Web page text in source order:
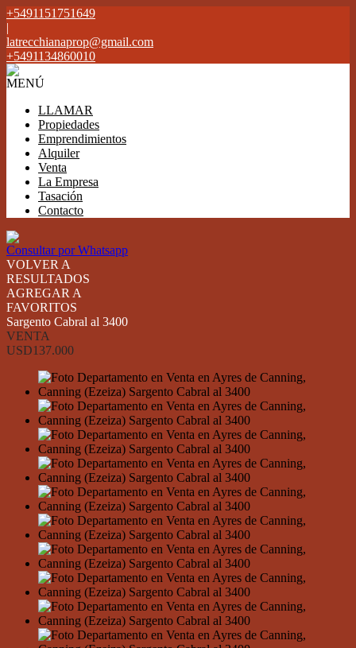
+5491151751649
|
latrecchianaprop@gmail.com
+5491134860010
MENÚ
LLAMAR
Propiedades
Emprendimientos
Alquiler
Venta
La Empresa
Tasación
Contacto
Consultar por Whatsapp
VOLVER A
RESULTADOS
AGREGAR A
FAVORITOS
Sargento Cabral al 3400
VENTA
USD137.000